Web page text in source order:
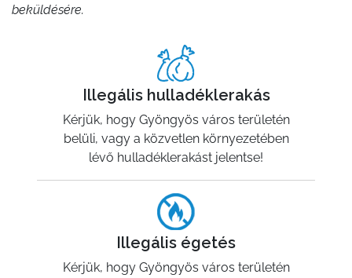
beküldésére.
Illegális hulladéklerakás
Kérjük, hogy Gyöngyös város területén
belüli, vagy a közvetlen környezetében
lévő hulladéklerakást jelentse!
Illegális égetés
Kérjük, hogy Gyöngyös város területén